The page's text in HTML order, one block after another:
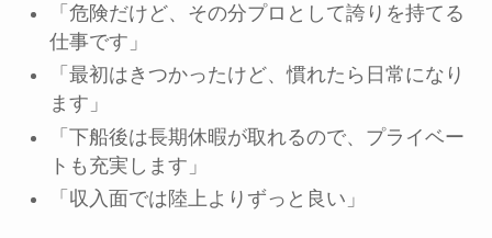
「危険だけど、その分プロとして誇りを持てる
仕事です」
「最初はきつかったけど、慣れたら日常になり
ます」
「下船後は長期休暇が取れるので、プライベー
トも充実します」
「収入面では陸上よりずっと良い」